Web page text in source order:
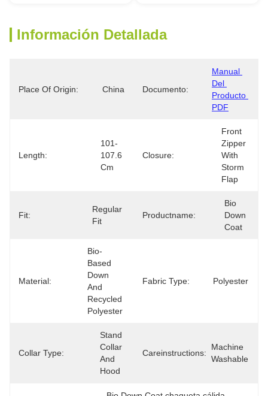
Información Detallada
Place Of Origin: China Documento:
Manual
Del
Producto
PDF
Length:
101-
107.6
Cm
Closure:
Front
Zipper
With
Storm
Flap
Fit:
Regular
Fit
Productname:
Bio
Down
Coat
Material:
Bio-
Based
Down
And
Recycled
Polyester
Fabric Type: Polyester
Collar Type:
Stand
Collar
And
Hood
Careinstructions:
Machine
Washable